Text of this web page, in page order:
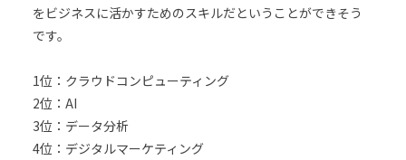
をビジネスに活かすためのスキルだということができそう
です。
1位：クラウドコンピューティング
2位：AI
3位：データ分析
4位：デジタルマーケティング